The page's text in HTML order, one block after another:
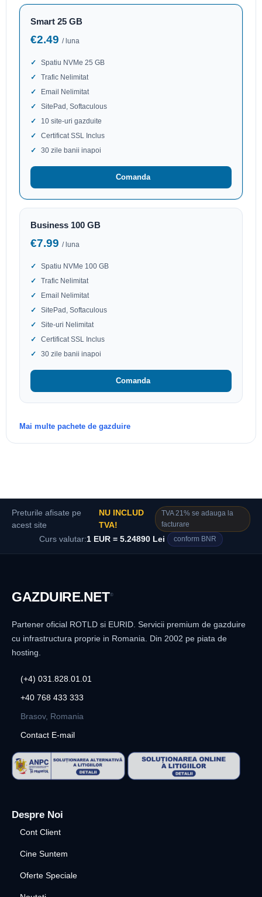
Smart 25 GB
€2.49 / luna
Spatiu NVMe 25 GB
Trafic Nelimitat
Email Nelimitat
SitePad, Softaculous
10 site-uri gazduite
Certificat SSL Inclus
30 zile banii inapoi
Comanda
Business 100 GB
€7.99 / luna
Spatiu NVMe 100 GB
Trafic Nelimitat
Email Nelimitat
SitePad, Softaculous
Site-uri Nelimitat
Certificat SSL Inclus
30 zile banii inapoi
Comanda
Mai multe pachete de gazduire
Preturile afisate pe
acest site
NU INCLUD
TVA!
TVA 21% se adauga la
facturare
Curs valutar:1 EUR = 5.24890 Lei conform BNR
GAZDUIRE.NET®
Partener oficial ROTLD si EURID. Servicii premium de gazduire
cu infrastructura proprie in Romania. Din 2002 pe piata de
hosting.
(+4) 031.828.01.01
+40 768 433 333
Brasov, Romania
Contact E-mail
Despre Noi
Cont Client
Cine Suntem
Oferte Speciale